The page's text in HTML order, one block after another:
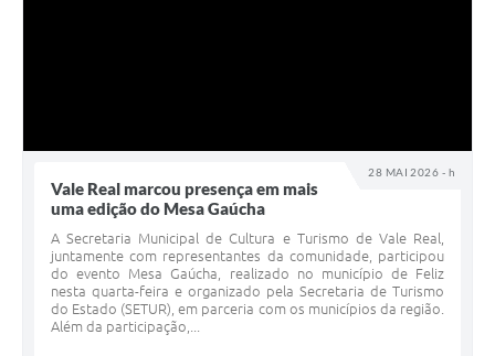
28 MAI 2026 - h
Vale Real marcou presença em mais
uma edição do Mesa Gaúcha
A Secretaria Municipal de Cultura e Turismo de Vale Real,
juntamente com representantes da comunidade, participou
do evento Mesa Gaúcha, realizado no município de Feliz
nesta quarta-feira e organizado pela Secretaria de Turismo
do Estado (SETUR), em parceria com os municípios da região.
Além da participação,...